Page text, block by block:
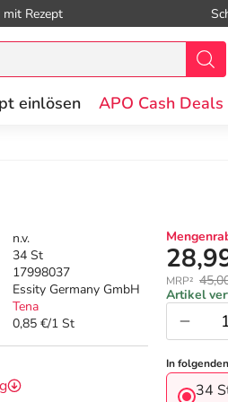
Rezept
einlösen APO Cash Deals
n.v.
34 St
17998037
Essity Germany GmbH
Tena
0,85 €/1 St
MRP²
Artikel
In
34